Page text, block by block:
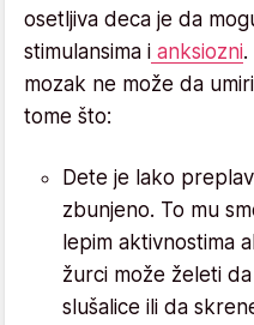
osetljiva deca je da
stimulansima i anksiozni.
mozak ne može da
tome što:
Dete je lako
zbunjeno. To mu
lepim aktivnostima
žurci može želeti
slušalice ili da